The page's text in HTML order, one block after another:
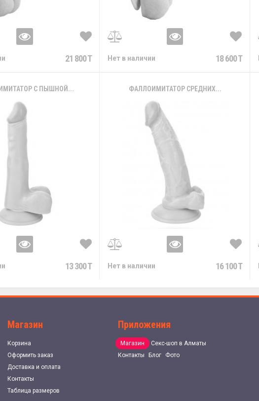
21 800 T Нет в наличии 18 600 T
С ПЫШНОЙ...
13 300 T
ФАЛЛОИМИТАТОР СРЕДНИХ...
Нет в наличии 16 100 T
Магазин
Корзина
Оформить заказ
Доставка и оплата
Контакты
Таблица размеров
Приложения
Магазин
Секс-шоп в Алматы
Контакты
Блог Фото